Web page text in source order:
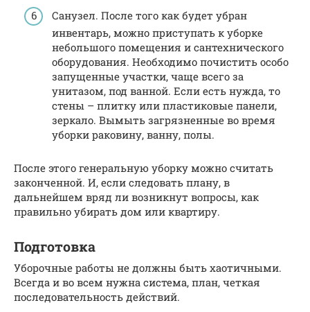
Санузел. После того как будет убран
инвентарь, можно приступать к уборке
небольшого помещения и сантехнического
оборудования. Необходимо почистить особо
запущенные участки, чаще всего за
унитазом, под ванной. Если есть нужда, то
стены – плитку или пластиковые панели,
зеркало. Вымыть загрязненные во время
уборки раковину, ванну, полы.
После этого генеральную уборку можно считать
законченной. И, если следовать плану, в
дальнейшем вряд ли возникнут вопросы, как
правильно убирать дом или квартиру.
Подготовка
Уборочные работы не должны быть хаотичными.
Всегда и во всем нужна система, план, четкая
последовательность действий.